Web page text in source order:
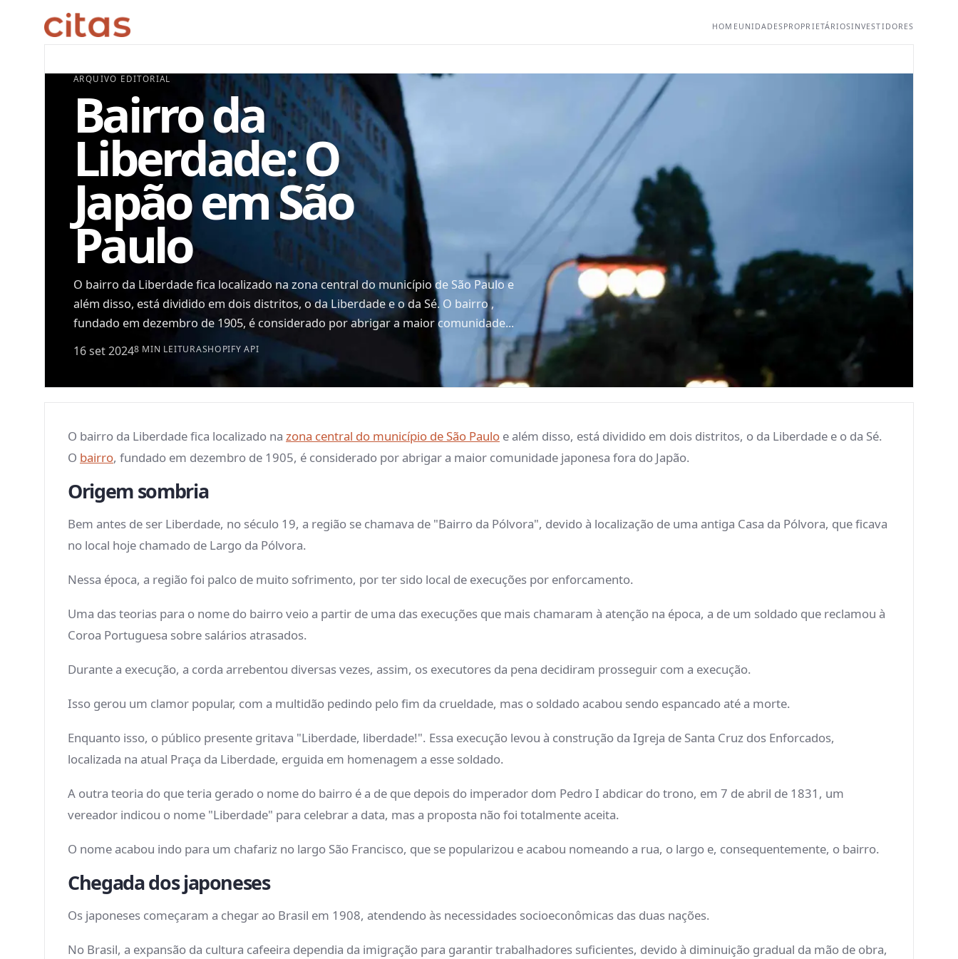
HOMEUNIDADESPROPRIETÁRIOSINVESTIDORES
ARQUIVO EDITORIAL
Bairro da
Liberdade: O
Japão em São
Paulo
O bairro da Liberdade fica localizado na zona central do município de São Paulo e
além disso, está dividido em dois distritos, o da Liberdade e o da Sé. O bairro ,
fundado em dezembro de 1905, é considerado por abrigar a maior comunidade...
16 set 20248 MIN LEITURASHOPIFY API
O bairro da Liberdade fica localizado na zona central do município de São Paulo e além disso, está dividido em dois distritos, o da Liberdade e o da Sé.
O bairro, fundado em dezembro de 1905, é considerado por abrigar a maior comunidade japonesa fora do Japão.
Origem sombria
Bem antes de ser Liberdade, no século 19, a região se chamava de "Bairro da Pólvora", devido à localização de uma antiga Casa da Pólvora, que ficava
no local hoje chamado de Largo da Pólvora.
Nessa época, a região foi palco de muito sofrimento, por ter sido local de execuções por enforcamento.
Uma das teorias para o nome do bairro veio a partir de uma das execuções que mais chamaram à atenção na época, a de um soldado que reclamou à
Coroa Portuguesa sobre salários atrasados.
Durante a execução, a corda arrebentou diversas vezes, assim, os executores da pena decidiram prosseguir com a execução.
Isso gerou um clamor popular, com a multidão pedindo pelo fim da crueldade, mas o soldado acabou sendo espancado até a morte.
Enquanto isso, o público presente gritava "Liberdade, liberdade!". Essa execução levou à construção da Igreja de Santa Cruz dos Enforcados,
localizada na atual Praça da Liberdade, erguida em homenagem a esse soldado.
A outra teoria do que teria gerado o nome do bairro é a de que depois do imperador dom Pedro I abdicar do trono, em 7 de abril de 1831, um
vereador indicou o nome "Liberdade" para celebrar a data, mas a proposta não foi totalmente aceita.
O nome acabou indo para um chafariz no largo São Francisco, que se popularizou e acabou nomeando a rua, o largo e, consequentemente, o bairro.
Chegada dos japoneses
Os japoneses começaram a chegar ao Brasil em 1908, atendendo às necessidades socioeconômicas das duas nações.
No Brasil, a expansão da cultura cafeeira dependia da imigração para garantir trabalhadores suficientes, devido à diminuição gradual da mão de obra,